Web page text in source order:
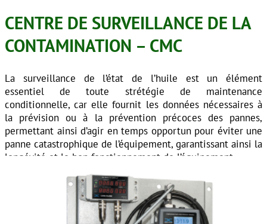
CENTRE DE SURVEILLANCE DE LA
CONTAMINATION – CMC
La surveillance de l’état de l’huile est un élément
essentiel de toute strétégie de maintenance
conditionnelle, car elle fournit les données nécessaires à
la prévision ou à la prévention précoces des pannes,
permettant ainsi d’agir en temps opportun pour éviter une
panne catastrophique de l’équipement, garantissant ainsi la
longévité et le bon fonctionnement de l’équipement.